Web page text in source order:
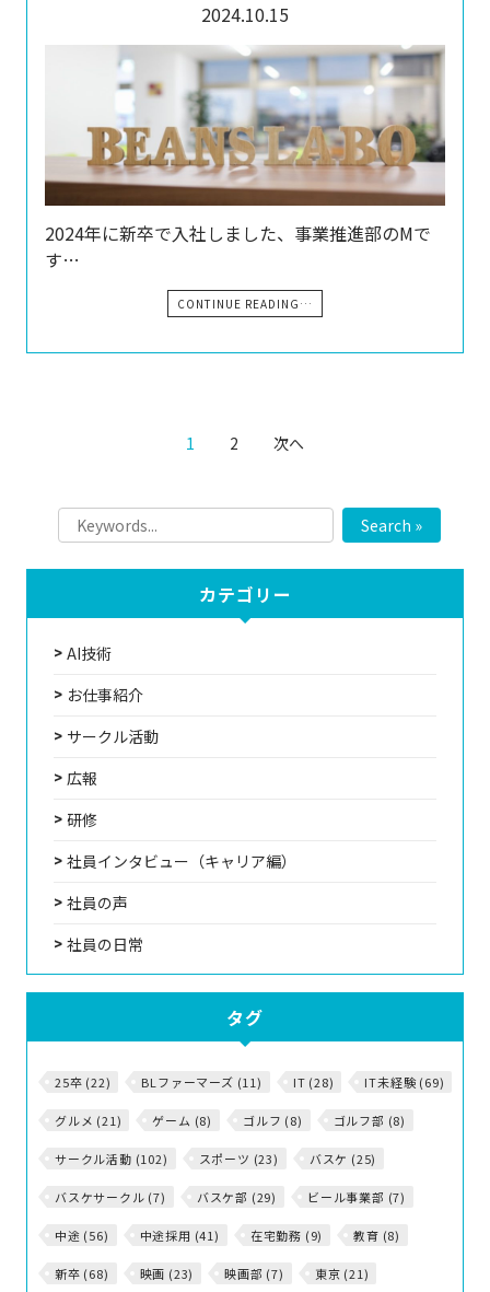
2024.10.15
2024年に新卒で入社しました、事業推進部のMで
す…
CONTINUE READING…
1 2 次へ
Search »
カテゴリー
AI技術
お仕事紹介
サークル活動
広報
研修
社員インタビュー（キャリア編）
社員の声
社員の日常
タグ
25卒 (22) BLファーマーズ (11) IT (28) IT未経験 (69)
グルメ (21) ゲーム (8) ゴルフ (8) ゴルフ部 (8)
サークル活動 (102) スポーツ (23) バスケ (25)
バスケサークル (7) バスケ部 (29) ビール事業部 (7)
中途 (56) 中途採用 (41) 在宅勤務 (9) 教育 (8)
新卒 (68) 映画 (23) 映画部 (7) 東京 (21)